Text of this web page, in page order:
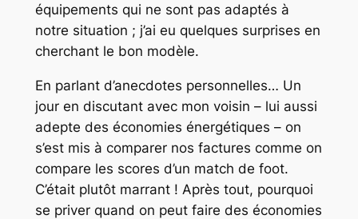
équipements qui ne sont pas adaptés à
notre situation ; j’ai eu quelques surprises en
cherchant le bon modèle.
En parlant d’anecdotes personnelles… Un
jour en discutant avec mon voisin – lui aussi
adepte des économies énergétiques – on
s’est mis à comparer nos factures comme on
compare les scores d’un match de foot.
C’était plutôt marrant ! Après tout, pourquoi
se priver quand on peut faire des économies